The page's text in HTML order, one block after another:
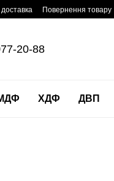
контентуПовернення товару
20-88
ХДФ ДВП